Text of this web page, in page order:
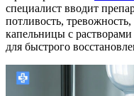
специалист вводит
потливость,
капельницы с
для быстрого